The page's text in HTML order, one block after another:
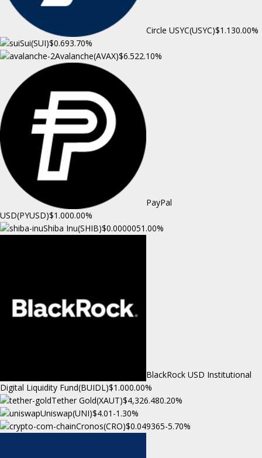
Circle USYC(USYC)$1.130.00%
Sui(SUI)$0.693.70%
Avalanche(AVAX)$6.522.10%
PayPal
USD(PYUSD)$1.000.00%
Shiba Inu(SHIB)$0.0000051.00%
BlackRock USD Institutional
Digital Liquidity Fund(BUIDL)$1.000.00%
Tether Gold(XAUT)$4,326.480.20%
Uniswap(UNI)$4.01 -1.30%
Cronos(CRO)$0.049365-5.70%